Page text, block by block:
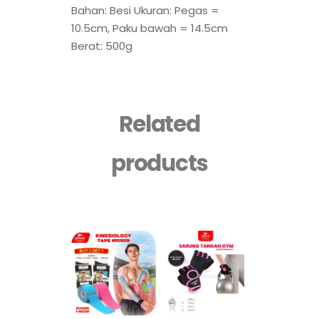
Bahan: Besi Ukuran: Pegas =
10.5cm, Paku bawah = 14.5cm
Berat: 500g
Related
products